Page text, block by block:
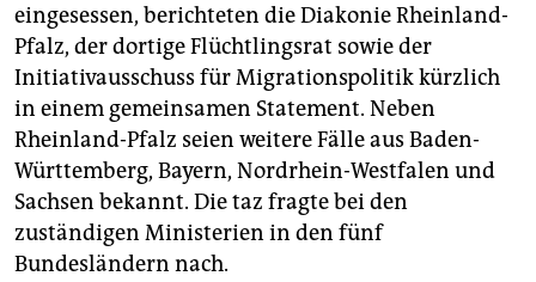
eingesessen, berichteten die Diakonie Rheinland-
Pfalz, der dortige Flüchtlingsrat sowie der
Initiativausschuss für Migrationspolitik kürzlich
in einem gemeinsamen Statement. Neben
Rheinland-Pfalz seien weitere Fälle aus Baden-
Württemberg, Bayern, Nordrhein-Westfalen und
Sachsen bekannt. Die taz fragte bei den
zuständigen Ministerien in den fünf
Bundesländern nach.